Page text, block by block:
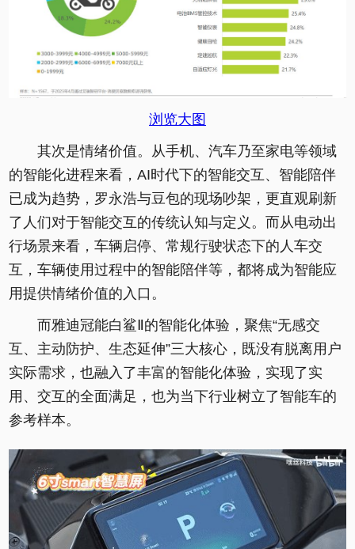
浏览大图
其次是情绪价值。从手机、汽车乃至家电等领域
的智能化进程来看，AI时代下的智能交互、智能陪伴
已成为趋势，罗永浩与豆包的现场吵架，更直观刷新
了人们对于智能交互的传统认知与定义。而从电动出
行场景来看，车辆启停、常规行驶状态下的人车交
互，车辆使用过程中的智能陪伴等，都将成为智能应
用提供情绪价值的入口。
而雅迪冠能白鲨Ⅱ的智能化体验，聚焦“无感交
互、主动防护、生态延伸”三大核心，既没有脱离用户
实际需求，也融入了丰富的智能化体验，实现了实
用、交互的全面满足，也为当下行业树立了智能车的
参考样本。